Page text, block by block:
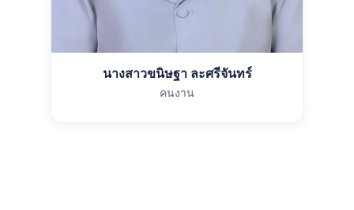
นางสาวขนิษฐา ละศรีจันทร์
คนงาน